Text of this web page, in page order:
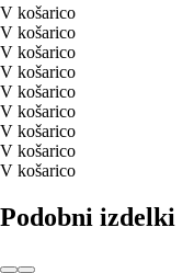
V košarico
V košarico
V košarico
V košarico
V košarico
V košarico
V košarico
V košarico
V košarico
Podobni izdelki